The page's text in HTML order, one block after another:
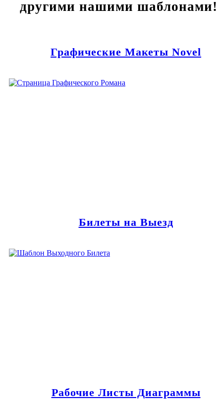
другими нашими шаблонами!
Графические Макеты Novel
Билеты на Выезд
Рабочие Листы Диаграммы